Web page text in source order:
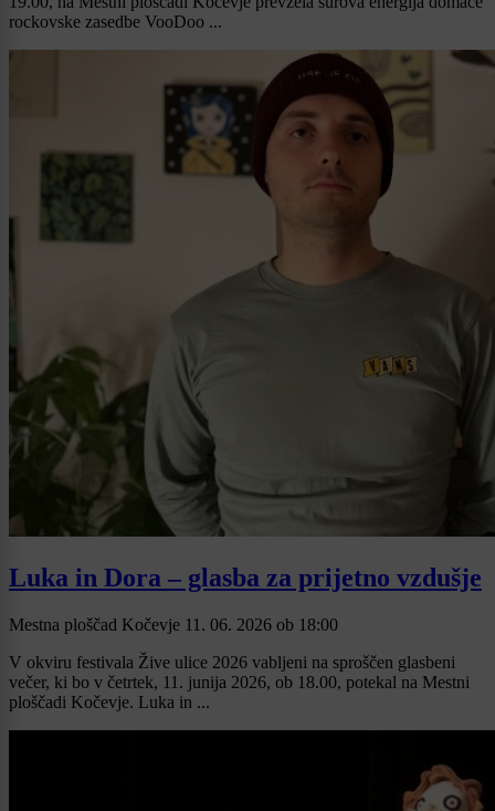
rockovske zasedbe VooDoo ...
Luka in Dora – glasba za prijetno vzdušje
Mestna ploščad Kočevje 11. 06. 2026 ob 18:00
V okviru festivala Žive ulice 2026 vabljeni na sproščen glasbeni
večer, ki bo v četrtek, 11. junija 2026, ob 18.00, potekal na Mestni
ploščadi Kočevje. Luka in ...